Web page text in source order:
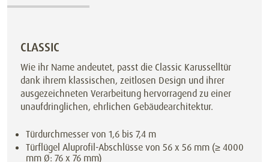
CLASSIC
Wie ihr Name andeutet, passt die Classic Karusselltür
dank ihrem klassischen, zeitlosen Design und ihrer
ausgezeichneten Verarbeitung hervorragend zu einer
unaufdringlichen, ehrlichen Gebäudearchitektur.
Türdurchmesser von 1,6 bis 7,4 m
Türflügel Aluprofil-Abschlüsse von 56 x 56 mm (≥ 4000
mm Ø: 76 x 76 mm)